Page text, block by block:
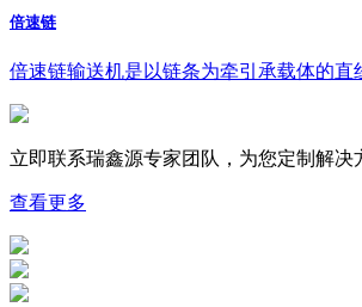
倍速链
倍速链输送机是以链条为牵引承载体的直
立即联系瑞鑫源专家团队，为您定制 解决
查看更多